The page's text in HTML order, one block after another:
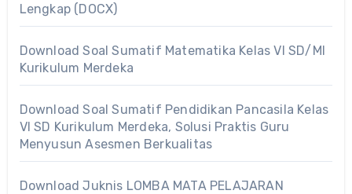
Lengkap (DOCX)
Download Soal Sumatif Matematika Kelas VI SD/MI
Kurikulum Merdeka
Download Soal Sumatif Pendidikan Pancasila Kelas
VI SD Kurikulum Merdeka, Solusi Praktis Guru
Menyusun Asesmen Berkualitas
Download Juknis LOMBA MATA PELAJARAN